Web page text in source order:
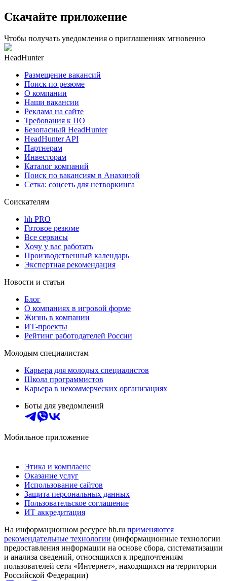
Скачайте приложение
Чтобы получать уведомления о приглашениях мгновенно
HeadHunter
Размещение вакансий
Поиск по резюме
О компании
Наши вакансии
Реклама на сайте
Требования к ПО
Безопасный HeadHunter
HeadHunter API
Партнерам
Инвесторам
Каталог компаний
Поиск по вакансиям в Анахиной
Сетка: соцсеть для нетворкинга
Соискателям
hh PRO
Готовое резюме
Все сервисы
Хочу у вас работать
Производственный календарь
Экспертная рекомендация
Новости и статьи
Блог
О компаниях в игровой форме
Жизнь в компании
ИТ-проекты
Рейтинг работодателей России
Молодым специалистам
Карьера для молодых специалистов
Школа программистов
Карьера в некоммерческих организациях
Боты для уведомлений
Мобильное приложение
Этика и комплаенс
Оказание услуг
Использование сайтов
Защита персональных данных
Пользовательское соглашение
ИТ аккредитация
На информационном ресурсе hh.ru применяются
рекомендательные технологии (информационные технологии
предоставления информации на основе сбора, систематизации
и анализа сведений, относящихся к предпочтениям
пользователей сети «Интернет», находящихся на территории
Российской Федерации)